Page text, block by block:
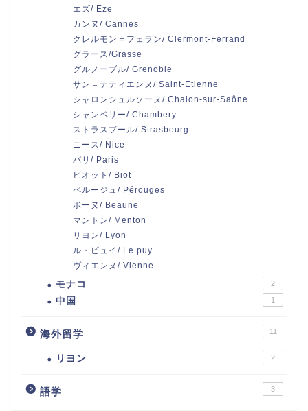
エズ/ Eze
カンヌ/ Cannes
クレルモン＝フェラン/ Clermont-Ferrand
グラース/Grasse
グルノーブル/ Grenoble
サン＝テティエンヌ/ Saint-Etienne
シャロンシュルソーヌ/ Chalon-sur-Saône
シャンベリー/ Chambery
ストラスブール/ Strasbourg
ニース/ Nice
パリ/ Paris
ビオット/ Biot
ペルージュ/ Pérouges
ボーヌ/ Beaune
マントン/ Menton
リヨン/ Lyon
ル・ピュイ/ Le puy
ヴィエンヌ/ Vienne
モナコ 2
中国 1
海外留学 11
リヨン 2
語学 3